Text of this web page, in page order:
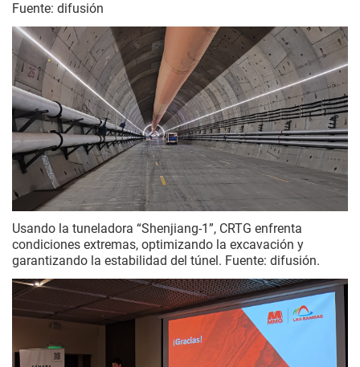
Fuente: difusión
Usando la tuneladora “Shenjiang-1”, CRTG enfrenta
condiciones extremas, optimizando la excavación y
garantizando la estabilidad del túnel. Fuente: difusión.